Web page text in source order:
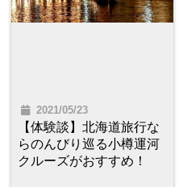
2021/05/23
【体験談】北海道旅行な
らのんびり巡る小樽運河
クルーズがおすすめ！